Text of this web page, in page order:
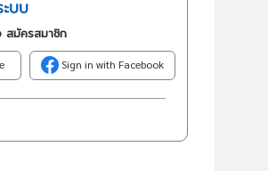
บบ
สมัครสมาชิก
Sign in with Facebook